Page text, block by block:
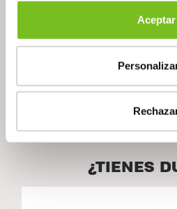
Aceptar
La boquilla extraíble
Descripción
¿TIENES